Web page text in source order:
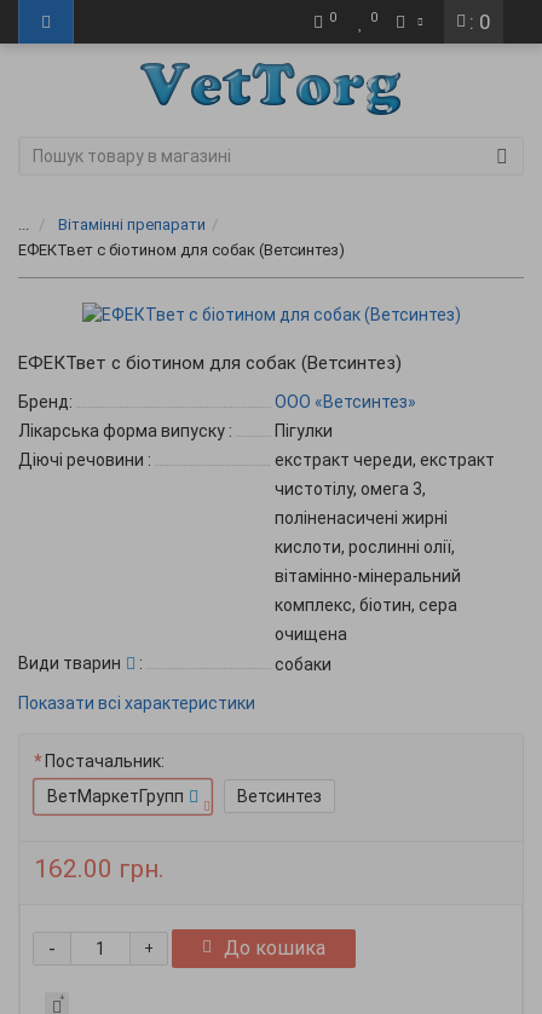
: 0
0 0
...
Вітамінні препарати
ЕФЕКТвет с біотином для собак (Ветсинтез)
ЕФЕКТвет с біотином для собак (Ветсинтез)
Бренд:
ООО «Ветсинтез»
Лікарська форма випуску :
Пігулки
Діючі речовини :
екстракт череди, екстракт
чистотілу, омега 3,
поліненасичені жирні
кислоти, рослинні олії,
вітамінно-мінеральний
комплекс, біотин, сера
очищена
Види тварин
:
собаки
Показати всі характеристики
Постачальник:
ВетМаркетГрупп
Ветсинтез
162.00 грн.
+
- До кошика